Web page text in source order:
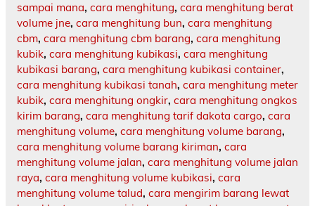
sampai mana, cara menghitung, cara menghitung berat
volume jne, cara menghitung bun, cara menghitung
cbm, cara menghitung cbm barang, cara menghitung
kubik, cara menghitung kubikasi, cara menghitung
kubikasi barang, cara menghitung kubikasi container,
cara menghitung kubikasi tanah, cara menghitung meter
kubik, cara menghitung ongkir, cara menghitung ongkos
kirim barang, cara menghitung tarif dakota cargo, cara
menghitung volume, cara menghitung volume barang,
cara menghitung volume barang kiriman, cara
menghitung volume jalan, cara menghitung volume jalan
raya, cara menghitung volume kubikasi, cara
menghitung volume talud, cara mengirim barang lewat